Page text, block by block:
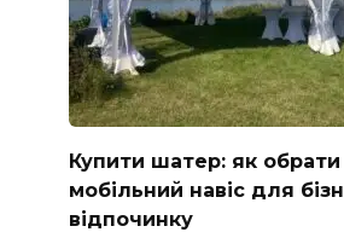
Купити шатер: як
мобільний навіс для
відпочинку